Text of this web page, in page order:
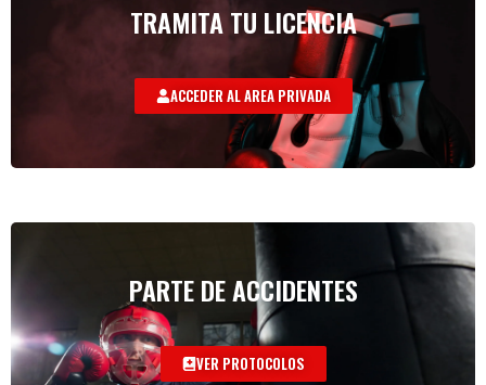
TRAMITA TU LICENCIA
ACCEDER AL AREA PRIVADA
PARTE DE ACCIDENTES
VER PROTOCOLOS